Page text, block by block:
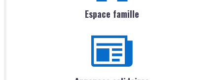
Espace famille